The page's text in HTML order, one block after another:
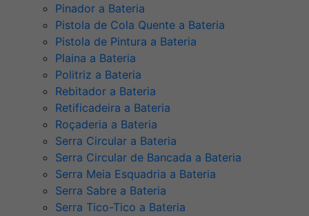
Pinador a Bateria
Pistola de Cola Quente a Bateria
Pistola de Pintura a Bateria
Plaina a Bateria
Politriz a Bateria
Rebitador a Bateria
Retificadeira a Bateria
Roçaderia a Bateria
Serra Circular a Bateria
Serra Circular de Bancada a Bateria
Serra Meia Esquadria a Bateria
Serra Sabre a Bateria
Serra Tico-Tico a Bateria